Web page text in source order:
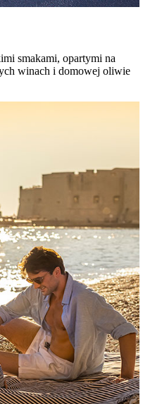
smakami, opartymi na
winach i domowej oliwie